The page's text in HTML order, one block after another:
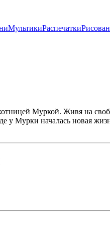
МультикиРаспечатки
Муркой. Живя на
Мурки началась новая